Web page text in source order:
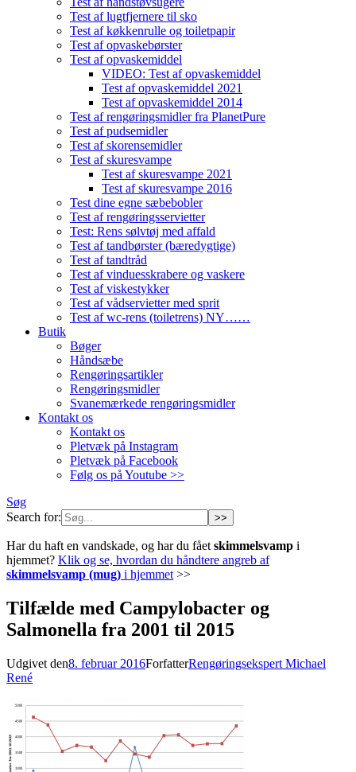
Test af lugtfjernere til sko
Test af køkkenrulle og toiletpapir
Test af opvaskebørster
Test af opvaskemiddel
VIDEO: Test af opvaskemiddel
Test af opvaskemiddel 2021
Test af opvaskemiddel 2014
Test af rengøringsmidler fra PlanetPure
Test af pudsemidler
Test af skorensemidler
Test af skuresvampe
Test af skuresvampe 2021
Test af skuresvampe 2016
Test dine egne sæbebobler
Test af rengøringsservietter
Test: Rens sølvtøj med affald
Test af tandbørster (bæredygtige)
Test af tandtråd
Test af vinduesskrabere og vaskere
Test af viskestykker
Test af vådservietter med sprit
Test af wc-rens (toiletrens) NY……
Butik
Bøger
Håndsæbe
Rengøringsartikler
Rengøringsmidler
Svanemærkede rengøringsmidler
Kontakt os
Kontakt os
Pletvæk på Instagram
Pletvæk på Facebook
Følg os på Youtube >>
Søg
Search for:
Har du haft en vandskade, og har du fået skimmelsvamp i
hjemmet? Klik og se, hvordan du håndtere angreb af
skimmelsvamp (mug) i hjemmet >>
Tilfælde med Campylobacter og
Salmonella fra 2001 til 2015
Udgivet den8. februar 2016ForfatterRengøringsekspert Michael
René